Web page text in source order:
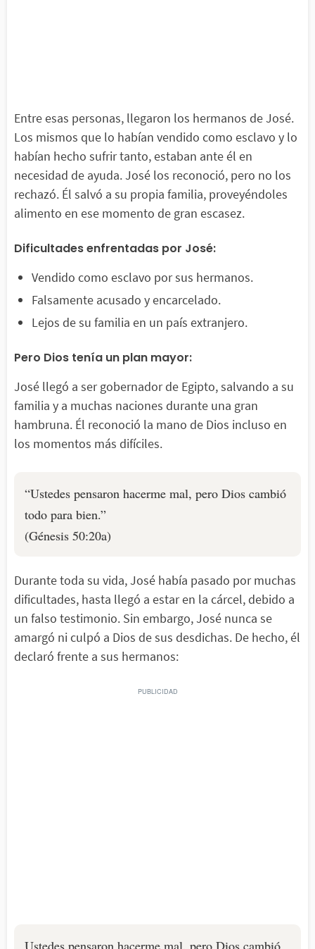
Entre esas personas, llegaron los hermanos de José.
Los mismos que lo habían vendido como esclavo y lo
habían hecho sufrir tanto, estaban ante él en
necesidad de ayuda. José los reconoció, pero no los
rechazó. Él salvó a su propia familia, proveyéndoles
alimento en ese momento de gran escasez.
Dificultades enfrentadas por José:
Vendido como esclavo por sus hermanos.
Falsamente acusado y encarcelado.
Lejos de su familia en un país extranjero.
Pero Dios tenía un plan mayor:
José llegó a ser gobernador de Egipto, salvando a su
familia y a muchas naciones durante una gran
hambruna. Él reconoció la mano de Dios incluso en
los momentos más difíciles.
“Ustedes pensaron hacerme mal, pero Dios cambió
todo para bien.”
(Génesis 50:20a)
Durante toda su vida, José había pasado por muchas
dificultades, hasta llegó a estar en la cárcel, debido a
un falso testimonio. Sin embargo, José nunca se
amargó ni culpó a Dios de sus desdichas. De hecho, él
declaró frente a sus hermanos: